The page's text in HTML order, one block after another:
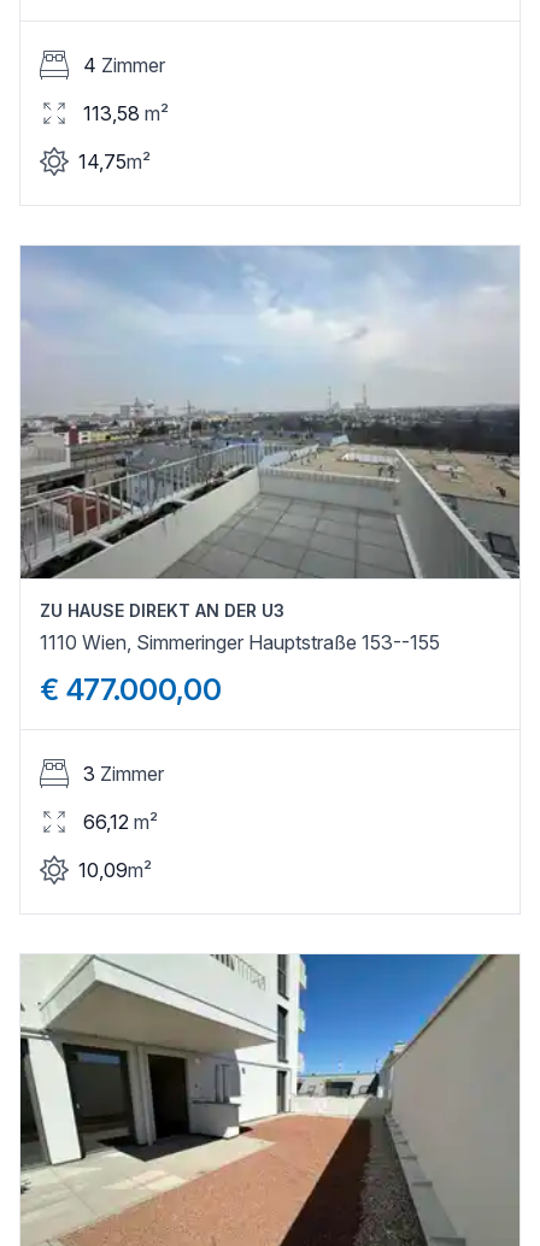
4 Zimmer
113,58 m²
14,75m²
ZU HAUSE DIREKT AN DER U3
1110 Wien, Simmeringer Hauptstraße 153--155
€ 477.000,00
3 Zimmer
66,12 m²
10,09m²